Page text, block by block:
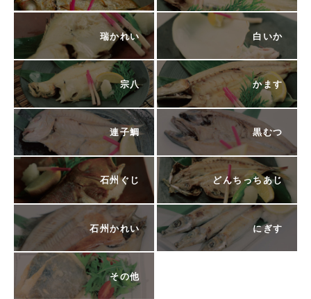
瑞かれい 白いか
宗八 かます
連子鯛 黒むつ
石州ぐじ どんちっちあじ
石州かれい にぎす
その他